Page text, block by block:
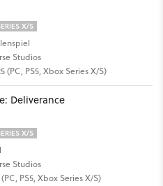
X/S
Studios
(PC, PS5, Xbox Series X/S)
Deliverance
X/S
Studios
(PC, PS5, Xbox Series X/S)